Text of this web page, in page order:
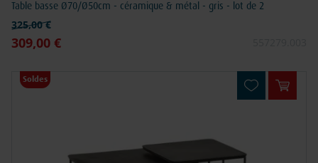
Table basse Ø70/Ø50cm - céramique & métal - gris - lot de 2
Prix spécial
309,00 €
Prix normal
325,00 €
Soldes